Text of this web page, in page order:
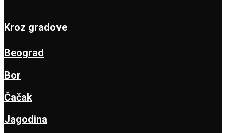
Kroz gradove
Beograd
Bor
Čačak
Jagodina